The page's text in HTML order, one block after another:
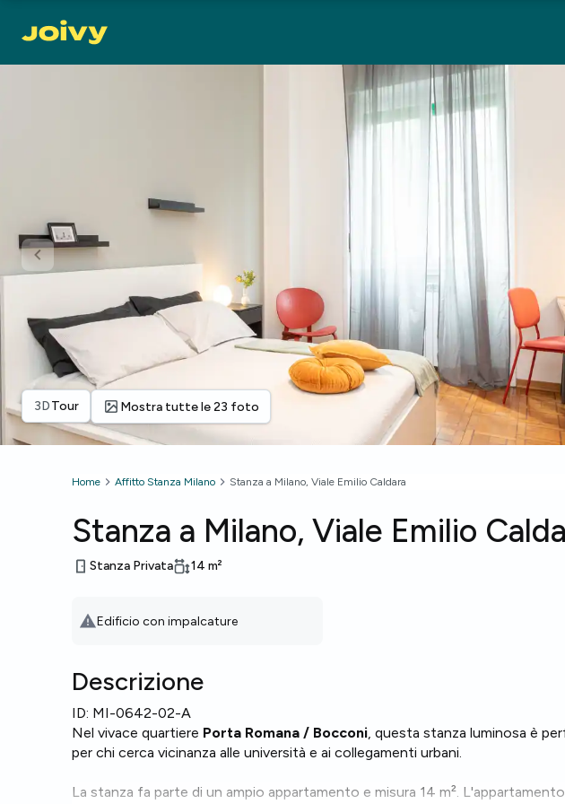
Mostra tutte le 23 foto
3DTour
Home Affitto Stanza Milano Stanza a Milano, Viale Emilio Caldara
Stanza a Milano, Viale Emilio
Stanza Privata 14 m²
Avvertimento:
Edificio con impalcature
Descrizione
ID: MI-0642-02-A
Nel vivace quartiere Porta Romana / Bocconi, questa stanza luminosa è
per chi cerca vicinanza alle università e ai collegamenti urbani.
La stanza fa parte di un ampio appartamento e misura 14 m². L'appartamento